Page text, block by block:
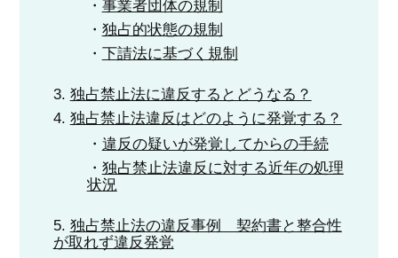
事業者団体の規制
独占的状態の規制
下請法に基づく規制
独占禁止法に違反するとどうなる？
独占禁止法違反はどのように発覚する？
違反の疑いが発覚してからの手続
独占禁止法違反に対する近年の処理
状況
独占禁止法の違反事例 契約書と整合性
が取れず違反発覚